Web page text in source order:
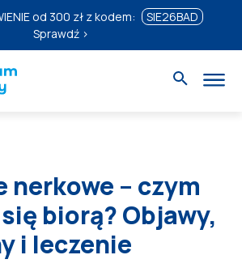
od 300 zł z kodem:
SIE26BAD
Sprawdź ›
nerkowe – czym
biorą? Objawy,
i leczenie